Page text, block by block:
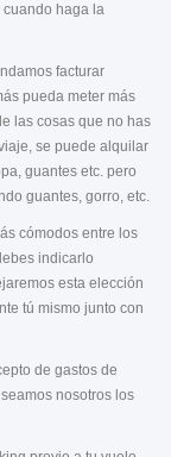
cuando haga la
facturar
pueda meter más
las cosas que no has
se puede alquilar
guantes etc. pero
guantes, gorro, etc.
cómodos entre los
indicarlo
esta elección
tú mismo junto con
de gastos de
nosotros los